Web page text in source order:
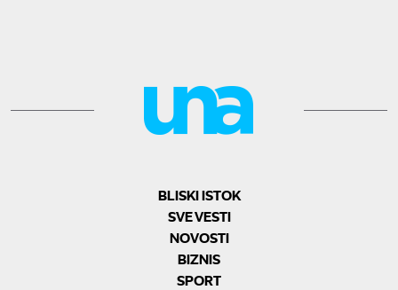
BLISKI ISTOK
SVE VESTI
NOVOSTI
BIZNIS
SPORT